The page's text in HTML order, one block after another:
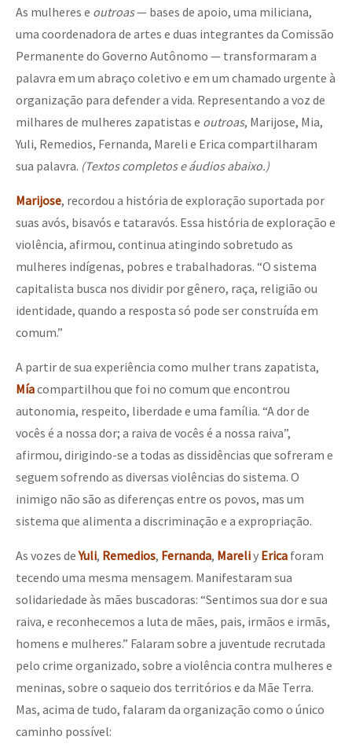
As mulheres e outroas— bases de apoio, uma miliciana,
uma coordenadora de artes e duas integrantes da Comissão
Permanente do Governo Autônomo — transformaram a
palavra em um abraço coletivo e em um chamado urgente à
organização para defender a vida. Representando a voz de
milhares de mulheres zapatistas e outroas, Marijose, Mia,
Yuli, Remedios, Fernanda, Mareli e Erica compartilharam
sua palavra. (Textos completos e áudios abaixo.)
Marijose, recordou a história de exploração suportada por
suas avós, bisavós e tataravós. Essa história de exploração e
violência, afirmou, continua atingindo sobretudo as
mulheres indígenas, pobres e trabalhadoras. “O sistema
capitalista busca nos dividir por gênero, raça, religião ou
identidade, quando a resposta só pode ser construída em
comum.”
A partir de sua experiência como mulher trans zapatista,
Míacompartilhou que foi no comum que encontrou
autonomia, respeito, liberdade e uma família. “A dor de
vocês é a nossa dor; a raiva de vocês é a nossa raiva”,
afirmou, dirigindo-se a todas as dissidências que sofreram e
seguem sofrendo as diversas violências do sistema. O
inimigo não são as diferenças entre os povos, mas um
sistema que alimenta a discriminação e a expropriação.
As vozes deYuli, Remedios, Fernanda, Mareliy Erica foram
tecendo uma mesma mensagem. Manifestaram sua
solidariedade às mães buscadoras: “Sentimos sua dor e sua
raiva, e reconhecemos a luta de mães, pais, irmãos e irmãs,
homens e mulheres.” Falaram sobre a juventude recrutada
pelo crime organizado, sobre a violência contra mulheres e
meninas, sobre o saqueio dos territórios e da Mãe Terra.
Mas, acima de tudo, falaram da organização como o único
caminho possível: